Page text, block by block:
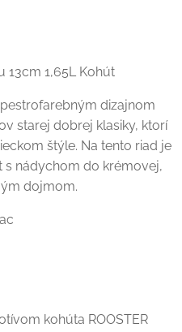
13cm 1,65L Kohút
dizajnom
starej dobrej klasiky, ktorí
štýle. Na tento riad je
s nádychom do krémovej,
dojmom.
kohúta ROOSTER